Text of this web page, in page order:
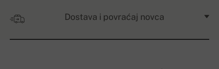
Dostava i povraćaj novca